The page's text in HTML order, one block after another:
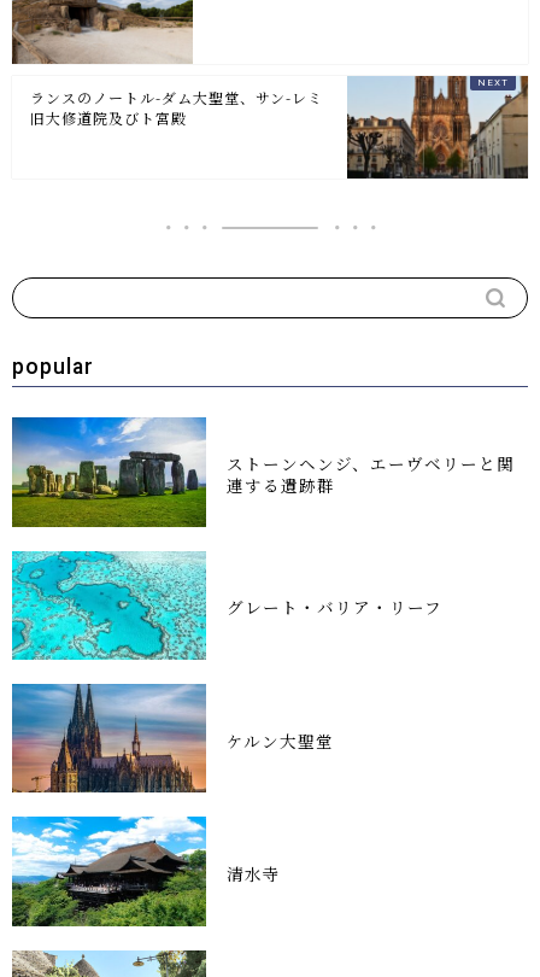
ランスのノートル-ダム大聖堂、サン-レミ
旧大修道院及びト宮殿
popular
ストーンヘンジ、エーヴベリーと関
連する遺跡群
グレート・バリア・リーフ
ケルン大聖堂
清水寺